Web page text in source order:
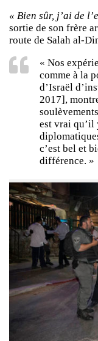
« Bien sûr, j’ai de
sortie de son frère
route de Salah al-
« Nos
comme à la
d’Israël
2017],
est vrai qu’il
c’est bel et
différence. »